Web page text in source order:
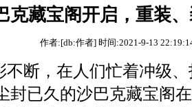
克藏宝阁开启，重装
作者:[db:作者] 时间:2021-9-13
不断，在人们忙着冲级
封已久的沙巴克藏宝阁